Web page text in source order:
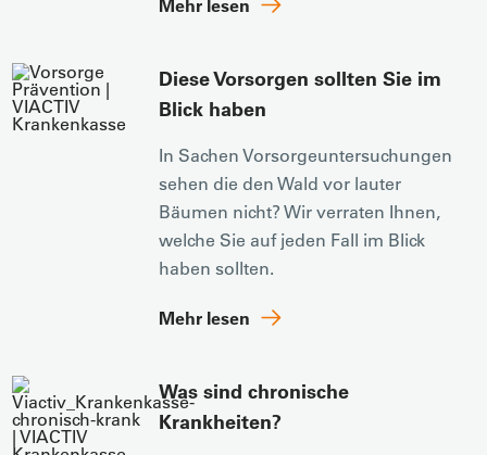
Mehr lesen
Diese Vorsorgen sollten Sie im
Blick haben
In Sachen Vorsorgeuntersuchungen
sehen die den Wald vor lauter
Bäumen nicht? Wir verraten Ihnen,
welche Sie auf jeden Fall im Blick
haben sollten.
Mehr lesen
Was sind chronische
Krankheiten?